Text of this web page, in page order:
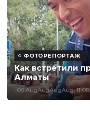
ФОТОРЕПОРТАЖ
Как встретили
Алматы
05 AugAugAugAug,